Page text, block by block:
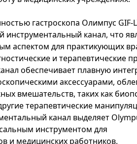
гастроскопа Олимпус GIF-
инструментальный канал, что
аспектом для практикующих
и терапевтические
обеспечивает плавную
аксессуарами,
вмешательств, таких как
терапевтические
канал выделяет
инструментом для
и медицинских работников.